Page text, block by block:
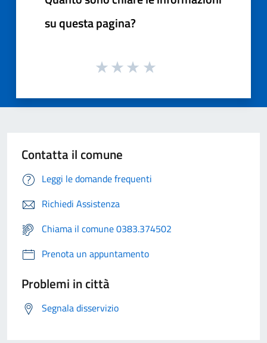
su questa pagina?
Contatta il comune
Leggi le domande frequenti
Richiedi Assistenza
Chiama il comune 0383.374502
Prenota un appuntamento
Problemi in città
Segnala disservizio